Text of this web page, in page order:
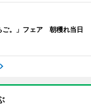
ご。」フェア 朝穫れ当日